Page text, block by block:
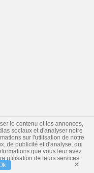
le contenu et les annonces,
sociaux et d'analyser notre
sur l'utilisation de notre
de publicité et d'analyse, qui
que vous leur avez
utilisation de leurs services.
×